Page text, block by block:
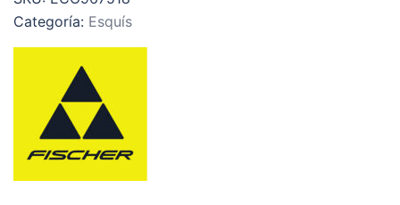
Categoría: Esquís